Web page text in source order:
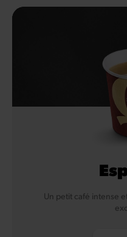
Un petit café intense